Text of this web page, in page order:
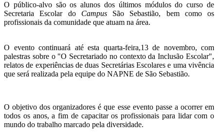
O público-alvo são os alunos dos últimos módulos do curso de
Secretaria Escolar do CampusSão Sebastião, bem como os
profissionais da comunidade que atuam na área.
O evento continuará até esta quarta-feira,13 de novembro, com
palestras sobre o "O Secretariado no contexto da Inclusão Escolar",
relatos de experiências de duas Secretárias Escolares e uma vivência
que será realizada pela equipe do NAPNE de São Sebastião.
O objetivo dos organizadores é que esse evento passe a ocorrer em
todos os anos, a fim de capacitar os profissionais para lidar com o
mundo do trabalho marcado pela diversidade.